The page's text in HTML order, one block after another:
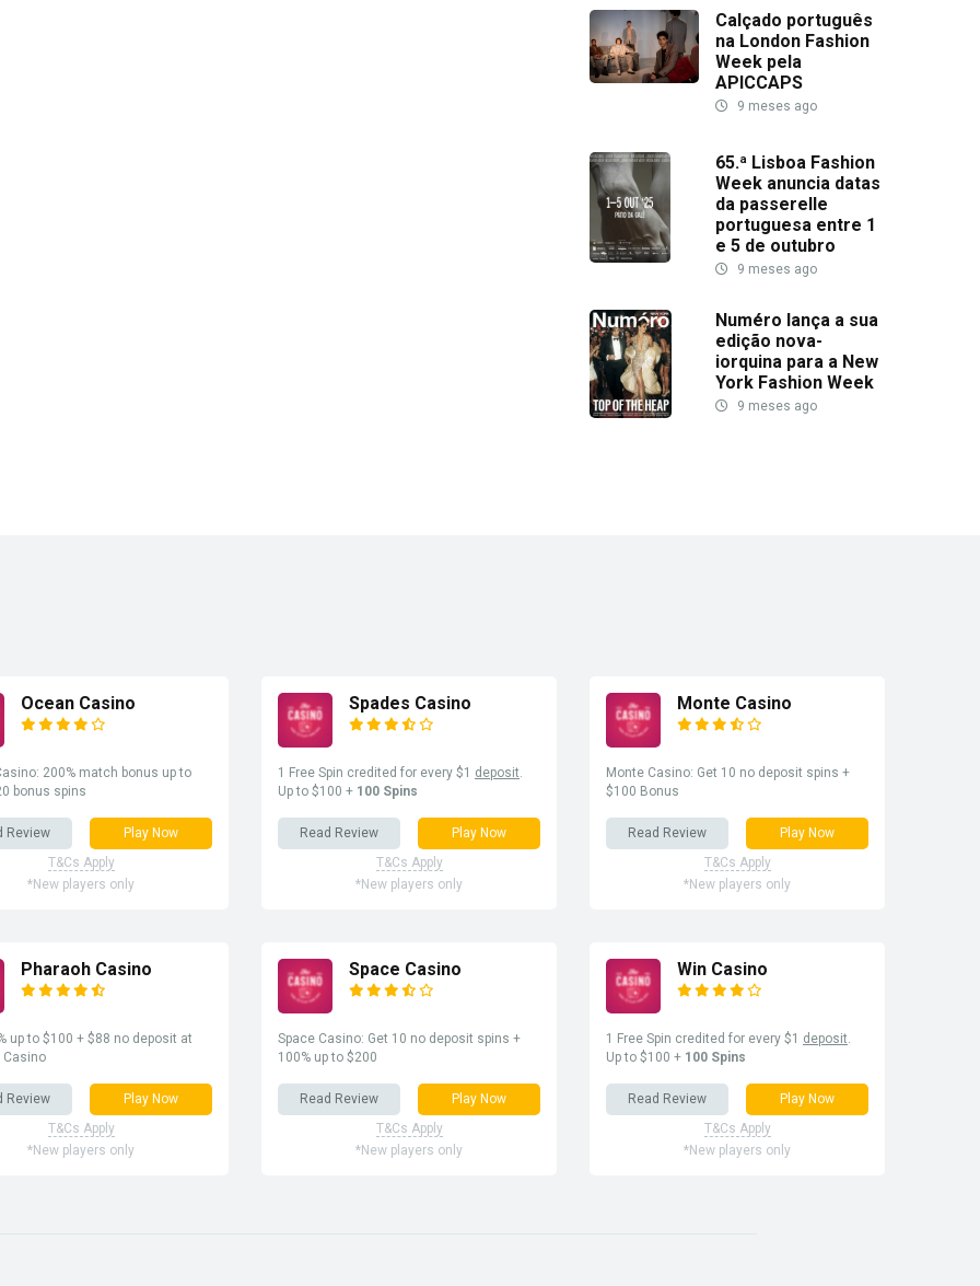
Calçado português
na London Fashion
Week pela
APICCAPS
9 meses ago
65.ª Lisboa Fashion
Week anuncia datas
da passerelle
portuguesa entre 1
e 5 de outubro
9 meses ago
Numéro lança a sua
edição nova-
iorquina para a New
York Fashion Week
9 meses ago
Ocean Casino
200% match bonus up to
bonus spins
Review
Play Now
T&Cs Apply
*New players only
Spades Casino
1 Free Spin credited for every $1 deposit
Up to $100 + 100 Spins
Read Review
Play Now
T&Cs Apply
*New players only
Monte Casino
Monte Casino: Get 10 no deposit spins +
$100 Bonus
Read Review
Play Now
T&Cs Apply
*New players only
Pharaoh Casino
up to $100 + $88 no deposit at
Casino
Review
Play Now
T&Cs Apply
*New players only
Space Casino
Space Casino: Get 10 no deposit spins +
100% up to $200
Read Review
Play Now
T&Cs Apply
*New players only
Win Casino
1 Free Spin credited for every $1 deposit
Up to $100 + 100 Spins
Read Review
Play Now
T&Cs Apply
*New players only